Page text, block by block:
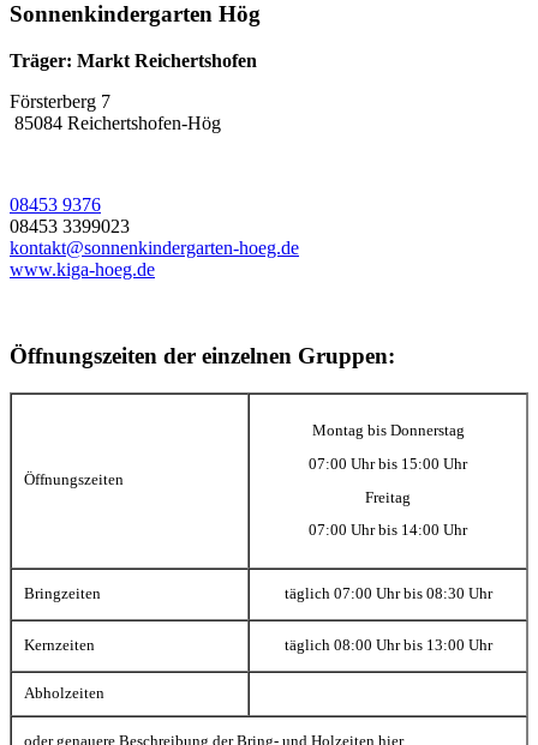
Sonnenkindergarten Hög
Träger: Markt Reichertshofen
Försterberg 7
85084 Reichertshofen-Hög
08453 9376
08453 3399023
kontakt@sonnenkindergarten-hoeg.de
www.kiga-hoeg.de
Öffnungszeiten der einzelnen Gruppen:
Öffnungszeiten
Montag bis Donnerstag
07:00 Uhr bis 15:00 Uhr
Freitag
07:00 Uhr bis 14:00 Uhr
Bringzeiten täglich 07:00 Uhr bis 08:30 Uhr
Kernzeiten täglich 08:00 Uhr bis 13:00 Uhr
Abholzeiten
oder genauere Beschreibung der Bring- und Holzeiten hier